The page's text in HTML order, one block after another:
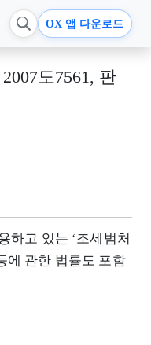
OX 앱 다운로드
도7561, 판
하고 있는 ‘조세범처
에 관한 법률도 포함